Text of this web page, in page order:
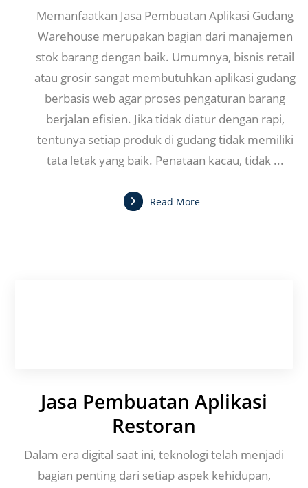
Memanfaatkan Jasa Pembuatan Aplikasi Gudang
Warehouse merupakan bagian dari manajemen
stok barang dengan baik. Umumnya, bisnis retail
atau grosir sangat membutuhkan aplikasi gudang
berbasis web agar proses pengaturan barang
berjalan efisien. Jika tidak diatur dengan rapi,
tentunya setiap produk di gudang tidak memiliki
tata letak yang baik. Penataan kacau, tidak ...
Read More
Jasa Pembuatan Aplikasi
Restoran
Dalam era digital saat ini, teknologi telah menjadi
bagian penting dari setiap aspek kehidupan,